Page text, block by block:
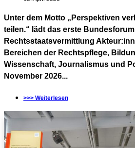
Unter dem Motto „Perspektiven
teilen.“ lädt das erste
Rechtsstaatsvermittlung
Bereichen der Rechtspflege,
Wissenschaft, Journalismus und
November 2026...
>>> Weiterlesen